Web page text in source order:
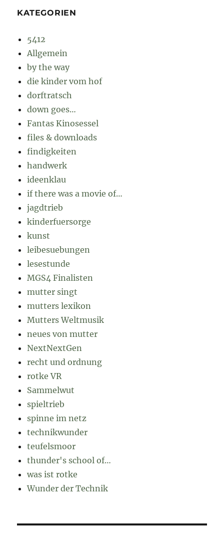
KATEGORIEN
5412
Allgemein
by the way
die kinder vom hof
dorftratsch
down goes…
Fantas Kinosessel
files & downloads
findigkeiten
handwerk
ideenklau
if there was a movie of…
jagdtrieb
kinderfuersorge
kunst
leibesuebungen
lesestunde
MGS4 Finalisten
mutter singt
mutters lexikon
Mutters Weltmusik
neues von mutter
NextNextGen
recht und ordnung
rotke VR
Sammelwut
spieltrieb
spinne im netz
technikwunder
teufelsmoor
thunder's school of…
was ist rotke
Wunder der Technik